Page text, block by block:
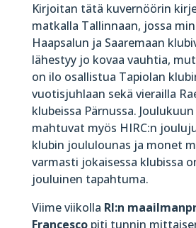
Kirjoitan tätä kuvernöörin
matkalla Tallinnaan, jossa
Haapsalun ja Saaremaan
lähestyy jo kovaa vauhtia,
on ilo osallistua Tapiolan
vuotisjuhlaan sekä vierailla
klubeissa Pärnussa.
mahtuvat myös HIRC:n
klubin joululounas ja monet
varmasti jokaisessa klubissa
jouluinen tapahtuma.
Viime viikolla RI:n
Francescopiti tunnin